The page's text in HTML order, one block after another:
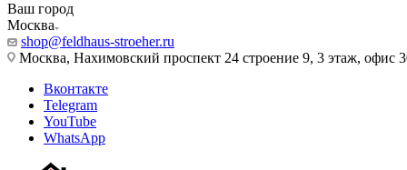
Ваш город
Москва
shop@feldhaus-stroeher.ru
Москва, Нахимовский проспект 24 строение 9, 3 этаж, офис
Вконтакте
Telegram
YouTube
WhatsApp